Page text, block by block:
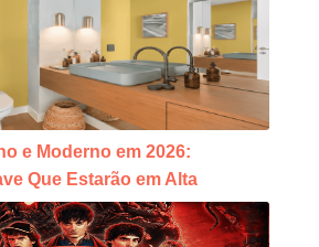
e Moderno em 2026:
Que Estarão em Alta